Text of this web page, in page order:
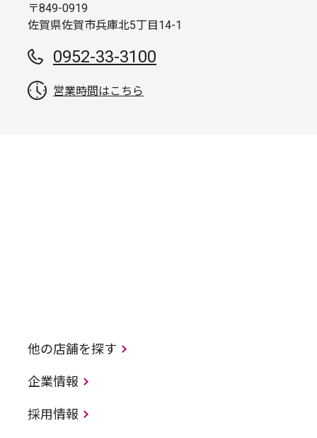
〒849-0919
佐賀県佐賀市兵庫北5丁目14-1
0952-33-3100
営業時間はこちら
他の店舗を探す
企業情報
採用情報